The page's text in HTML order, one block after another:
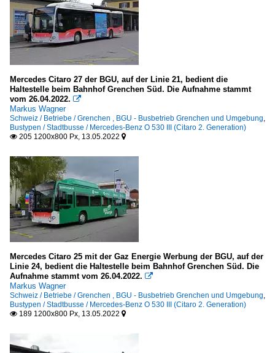
Mercedes Citaro 27 der BGU, auf der Linie 21, bedient die
Haltestelle beim Bahnhof Grenchen Süd. Die Aufnahme stammt
vom 26.04.2022. 
Markus Wagner
Schweiz / Betriebe / Grenchen , BGU - Busbetrieb Grenchen und Umgebung,
Bustypen / Stadtbusse / Mercedes-Benz O 530 III (Citaro 2. Generation)
 205 1200x800 Px, 13.05.2022 
Mercedes Citaro 25 mit der Gaz Energie Werbung der BGU, auf der
Linie 24, bedient die Haltestelle beim Bahnhof Grenchen Süd. Die
Aufnahme stammt vom 26.04.2022. 
Markus Wagner
Schweiz / Betriebe / Grenchen , BGU - Busbetrieb Grenchen und Umgebung,
Bustypen / Stadtbusse / Mercedes-Benz O 530 III (Citaro 2. Generation)
 189 1200x800 Px, 13.05.2022 